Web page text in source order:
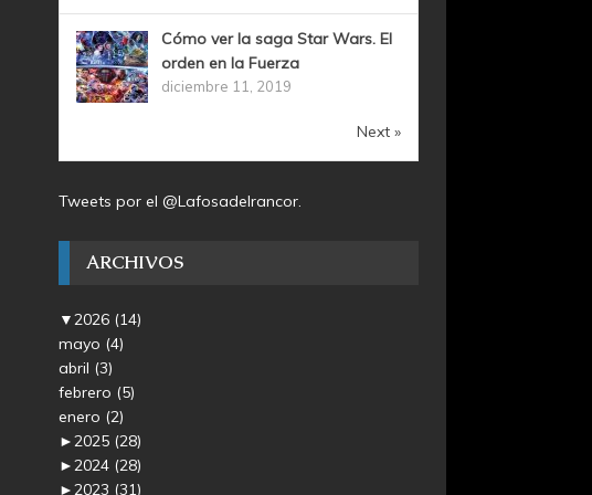
Cómo ver la saga Star Wars. El
orden en la Fuerza
diciembre 11, 2019
Next »
Tweets por el @Lafosadelrancor.
ARCHIVOS
▼2026 (14)
mayo (4)
abril (3)
febrero (5)
enero (2)
►2025 (28)
►2024 (28)
►2023 (31)